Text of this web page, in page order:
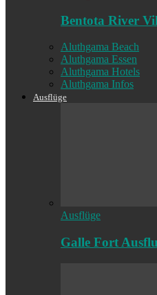
Bentota River
Aluthgama Beach
Aluthgama Essen
Aluthgama Hotels
Aluthgama Infos
Ausflüge
Ausflüge
Galle Fort